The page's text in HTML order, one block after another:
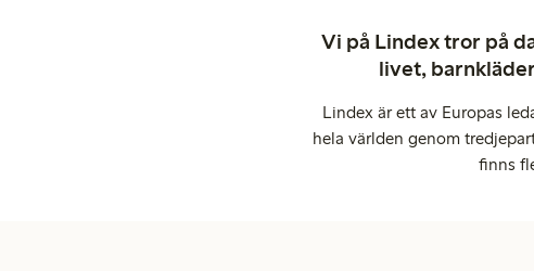
Vi på Lindex tror på
livet,
Lindex är ett av Europas
hela världen genom
finns